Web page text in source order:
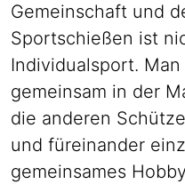
Gemeinschaft und
Sportschießen ist
Individualsport.
gemeinsam in der
die anderen
und füreinander
gemeinsames